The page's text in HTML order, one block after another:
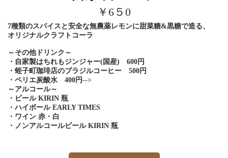
￥6５0
7種類のスパイスと安全な無農薬レモンに甜菜糖&黒糖で造る、
オリジナルクラフトコーラ
～その他ドリンク～
・自家製はちれもジンジャー(国産) 600円
・蛭子町珈琲店のブラジルコーヒー 500円
・ペリエ炭酸水 400円-->
～アルコール～
・ビール KIRIN 瓶
・ハイボール EARLY TIMES
・ワイン 赤・白
・ノンアルコールビール KIRIN 瓶